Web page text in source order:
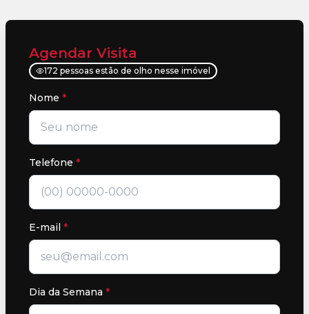
Agendar Visita
172 pessoas estão de olho nesse imóvel
Nome *
Telefone *
E-mail *
Dia da Semana *